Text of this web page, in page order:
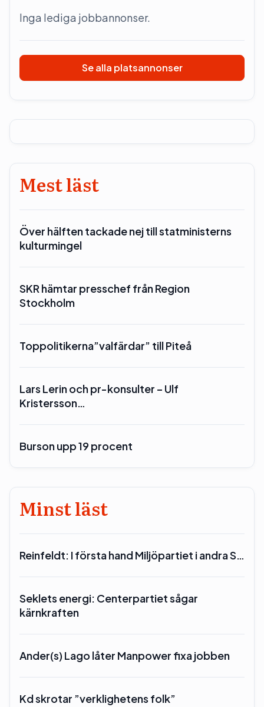
Inga lediga jobbannonser.
Se alla platsannonser
Mest läst
Över hälften tackade nej till statministerns
kulturmingel
SKR hämtar presschef från Region
Stockholm
Toppolitikerna”valfärdar” till Piteå
Lars Lerin och pr-konsulter – Ulf
Kristersson…
Burson upp 19 procent
Minst läst
Reinfeldt: I första hand Miljöpartiet i andra S…
Seklets energi: Centerpartiet sågar
kärnkraften
Ander(s) Lago låter Manpower fixa jobben
Kd skrotar ”verklighetens folk”